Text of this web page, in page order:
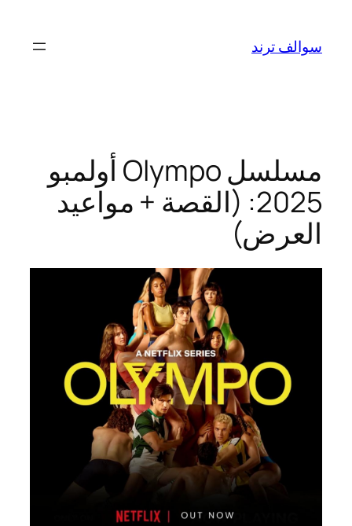
المحتوى
سوالف ترند
مسلسل Olympo أولمبو
2025: (القصة + مواعيد
العرض)